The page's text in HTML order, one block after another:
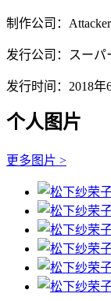
制作公司：
发行公司：スーパ
发行时间：2018年
个人图片
更多图片 >